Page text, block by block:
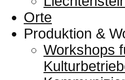
Orte
Produktion &
Workshops